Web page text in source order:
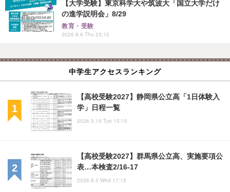
【大学受験】東京科学大や筑波大「国立大学だけ
の進学説明会」8/29
教育・受験
2026.8.6 Thu 23:15
中学生アクセスランキング
【高校受験2027】静岡県公立高「1日体験入
学」日程一覧
2026.5.19 Tue 15:15
【高校受験2027】群馬県公立高、実施要項公
表…本検査2/16-17
2026.8.5 Wed 17:15